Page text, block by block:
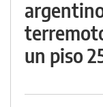
un piso